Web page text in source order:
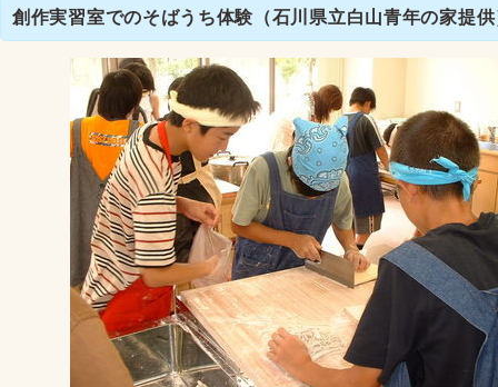
創作実習室でのそばうち体験（石川県立白山青年の家提